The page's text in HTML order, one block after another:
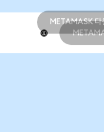
METAMASK 다
METAMASK 다